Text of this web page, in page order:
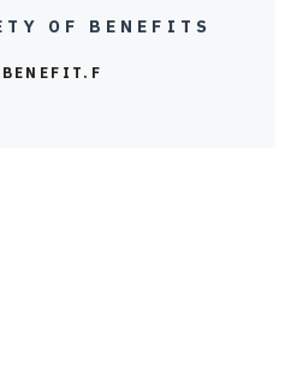
OF BENEFITS